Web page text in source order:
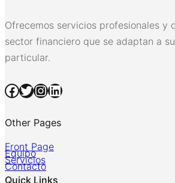
Ofrecemos servicios profesionales y
sector financiero que se adaptan a
particular.
Facebook Twitter InstagramLinkedIn
Other Pages
Front Page
Equipo
Servicios
Contacto
Quick Links